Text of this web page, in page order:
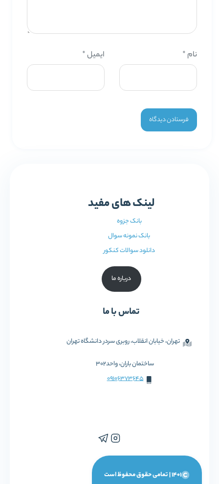
نام * ایمیل*
لینک های مفید
بانک جزوه
بانک نمونه سوال
دانلود سوالات کنکور
درباره ما
تماس با ما
تهران، خیابان انقلاب، روبری سردر دانشگاه تهران
ساختمان باران، واحد302
09106373645
1401 | تمامی حقوق محفوظ است